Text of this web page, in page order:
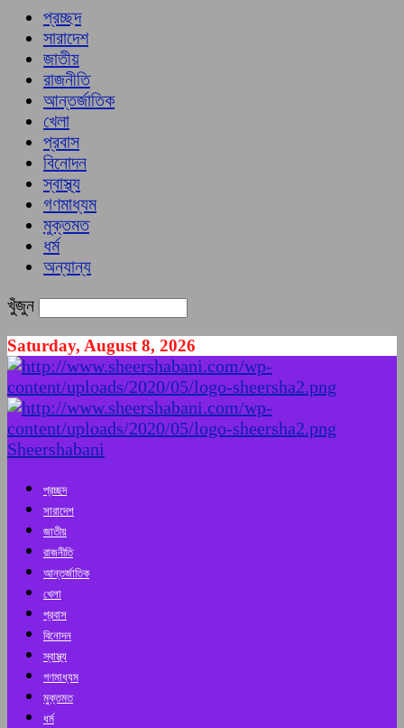
প্রচ্ছদ
সারাদেশ
জাতীয়
রাজনীতি
আন্তর্জাতিক
খেলা
প্রবাস
বিনোদন
স্বাস্থ্য
গণমাধ্যম
মুক্তমত
ধর্ম
অন্যান্য
খুঁজুন
Saturday, August 8, 2026
Sheershabani
প্রচ্ছদ
সারাদেশ
জাতীয়
রাজনীতি
আন্তর্জাতিক
খেলা
প্রবাস
বিনোদন
স্বাস্থ্য
গণমাধ্যম
মুক্তমত
ধর্ম